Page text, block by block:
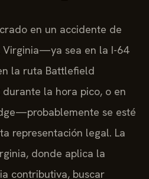
en un accidente de
Virginia—ya sea en la I-64
la ruta Battlefield
durante la hora pico, o en
se esté
representación legal. La
donde aplica la
contributiva, buscar